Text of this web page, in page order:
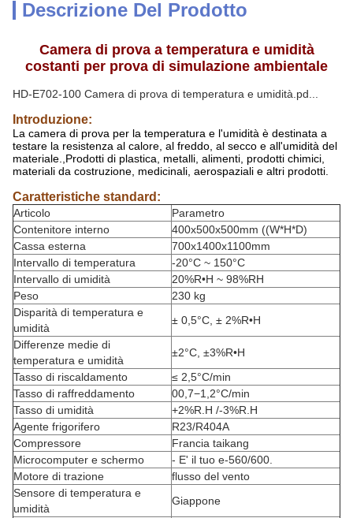
Descrizione Del Prodotto
Camera di prova a temperatura e umidità
costanti per prova di simulazione ambientale
HD-E702-100 Camera di prova di temperatura e umidità.pd...
Introduzione:
La camera di prova per la temperatura e l'umidità è destinata a
testare la resistenza al calore, al freddo, al secco e all'umidità del
materiale.,Prodotti di plastica, metalli, alimenti, prodotti chimici,
materiali da costruzione, medicinali, aerospaziali e altri prodotti.
Caratteristiche standard:
Articolo
Parametro
Contenitore interno
400x500x500mm ((W*H*D)
Cassa esterna
700x1400x1100mm
Intervallo di temperatura
-20°C ~ 150°C
Intervallo di umidità
20%R•H ~ 98%RH
Peso
230 kg
Disparità di temperatura e
umidità
± 0,5°C, ± 2%R•H
Differenze medie di
temperatura e umidità
±2°C, ±3%R•H
Tasso di riscaldamento
≤ 2,5°C/min
Tasso di raffreddamento
00,7−1,2°C/min
Tasso di umidità
+2%R.H /-3%R.H
Agente frigorifero
R23/R404A
Compressore
Francia taikang
Microcomputer e schermo
- E' il tuo e-560/600.
Motore di trazione
flusso del vento
Sensore di temperatura e
umidità
Giappone